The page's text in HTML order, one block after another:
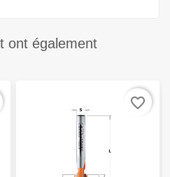
ont également
favorite_border